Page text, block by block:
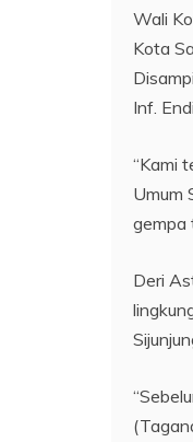
Wali
Kota
Inf.
“Kami
Umum
gempa
Deri